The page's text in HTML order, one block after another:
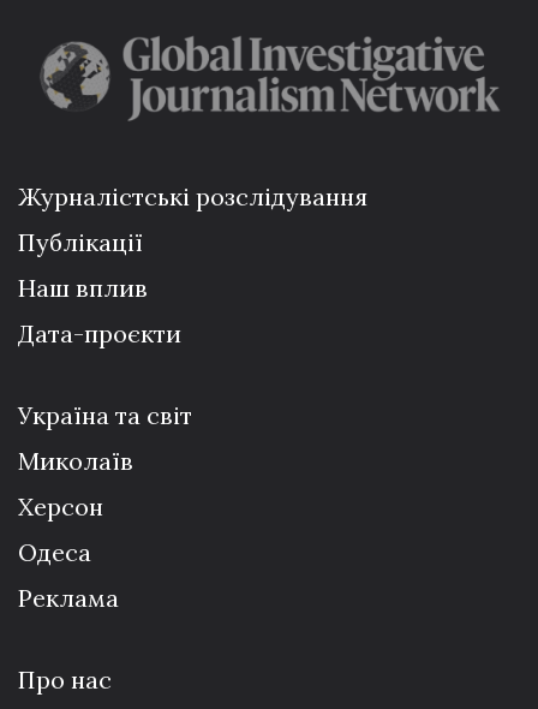
Журналістські розслідування
Публікації
Наш вплив
Дата-проєкти
Україна та світ
Миколаїв
Херсон
Одеса
Реклама
Про нас